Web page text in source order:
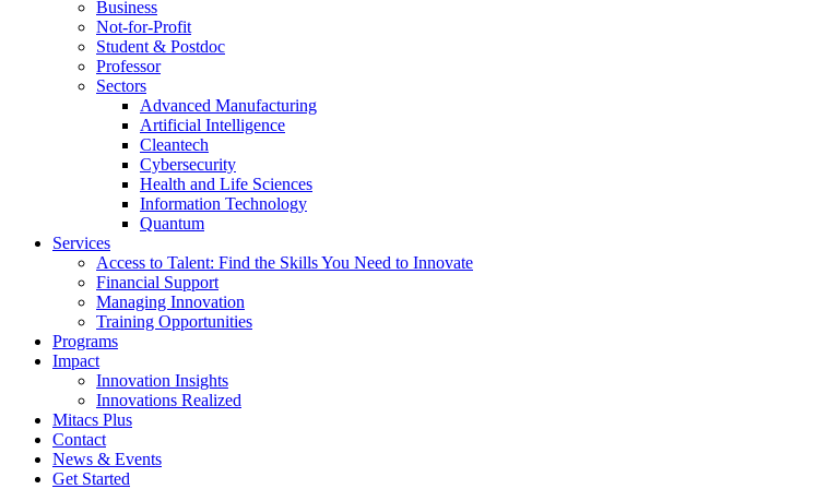
Business
Not-for-Profit
Student & Postdoc
Professor
Sectors
Advanced Manufacturing
Artificial Intelligence
Cleantech
Cybersecurity
Health and Life Sciences
Information Technology
Quantum
Services
Access to Talent: Find the Skills You Need to Innovate
Financial Support
Managing Innovation
Training Opportunities
Programs
Impact
Innovation Insights
Innovations Realized
Mitacs Plus
Contact
News & Events
Get Started